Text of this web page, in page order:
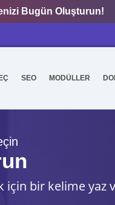
Bugün Oluşturun!
SEO MODÜLLER
için bir kelime yaz